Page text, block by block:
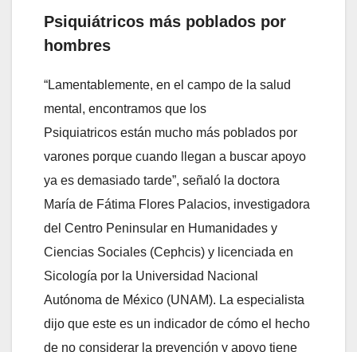
Psiquiátricos más poblados por
hombres
“Lamentablemente, en el campo de la salud
mental, encontramos que los
Psiquiatricos están mucho más poblados por
varones porque cuando llegan a buscar apoyo
ya es demasiado tarde”, señaló la doctora
María de Fátima Flores Palacios, investigadora
del Centro Peninsular en Humanidades y
Ciencias Sociales (Cephcis) y licenciada en
Sicología por la Universidad Nacional
Autónoma de México (UNAM). La especialista
dijo que este es un indicador de cómo el hecho
de no considerar la prevención y apoyo tiene